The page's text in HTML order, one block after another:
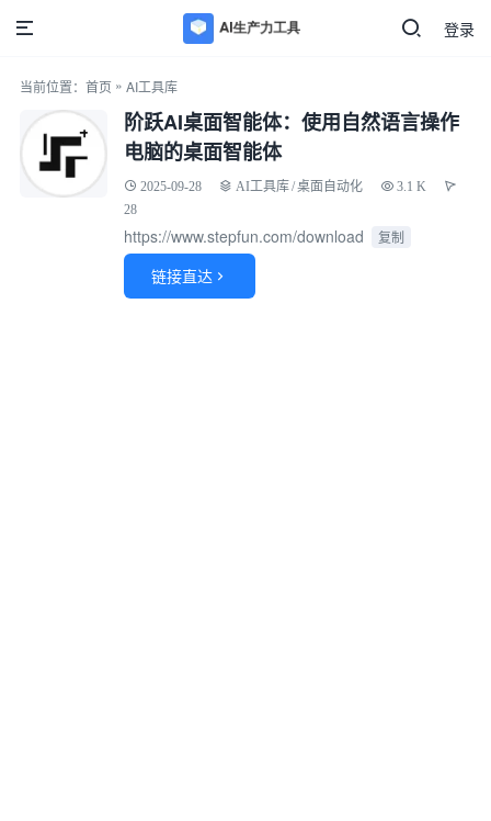
登录
当前位置： 首页 » AI工具库
阶跃AI桌面智能体：使用自然语言操作
电脑的桌面智能体
2025-09-28 AI工具库/桌面自动化
3.1 K
28
https://www.stepfun.com/download 复制
链接直达 